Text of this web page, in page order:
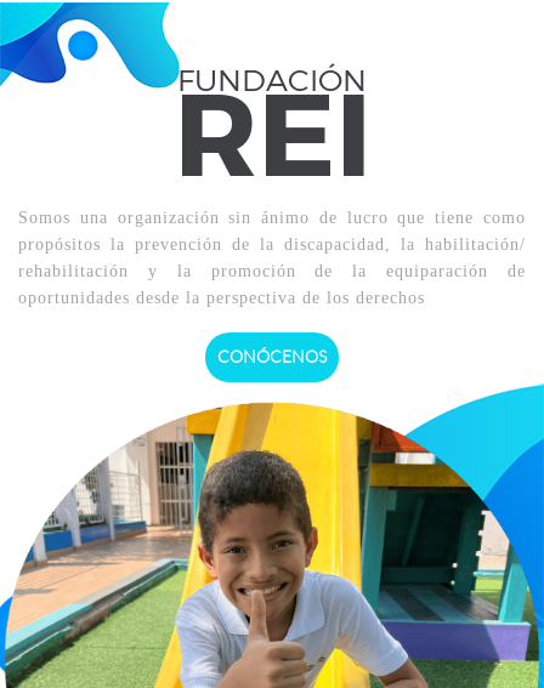
FUNDACIÓN
REI
Somos una organización sin ánimo de lucro que tiene como
propósitos la prevención de la discapacidad, la habilitación/
rehabilitación y la promoción de la equiparación de
oportunidades desde la perspectiva de los derechos
CONÓCENOS